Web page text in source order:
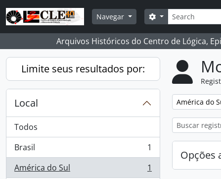
Skip to main content
Navegar
Buscar
Opções de busca
Arquivos Históricos do Centro de Lógica,
Limite seus resultados por:
Local
Todos
Brasil
, 1 resultados
1
América do Sul
, 1 resultados
1
Remover
América do
Opções